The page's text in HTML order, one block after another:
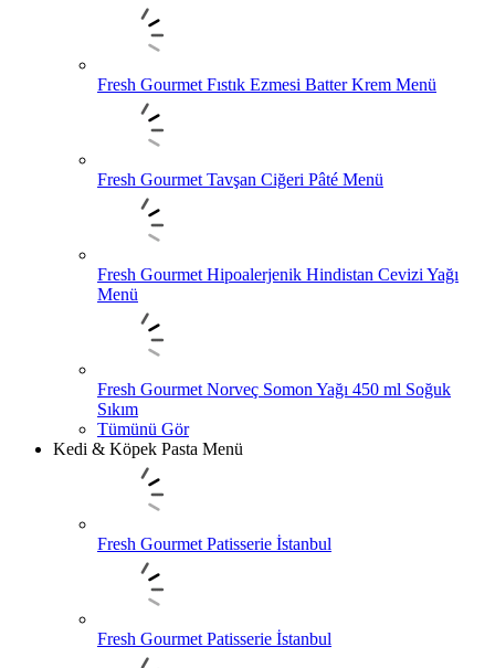
Fresh Gourmet Fıstık Ezmesi Batter Krem Menü
Fresh Gourmet Tavşan Ciğeri Pâté Menü
Fresh Gourmet Hipoalerjenik Hindistan Cevizi Yağı
Menü
Fresh Gourmet Norveç Somon Yağı 450 ml Soğuk
Sıkım
Tümünü Gör
Kedi & Köpek Pasta Menü
Fresh Gourmet Patisserie İstanbul
Fresh Gourmet Patisserie İstanbul